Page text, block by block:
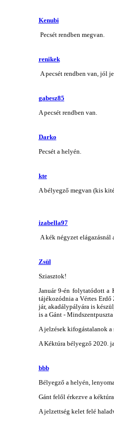
Kenubi
Pecsét rendben megvan.
renikek
A pecsét rendben van, jól
gabesz85
A pecsét rendben van.
Darko
Pecsét a helyén.
kte
A bélyegző megvan (kis
izabella97
A kék négyzet
Zsül
Sziasztok!
Január 9-én folytatódott a
tájékozódnia a Vértes
jár, akadálypályára is
is a Gánt - Mindszentpuszta
A jelzések kifogástalanok a
A Kéktúra bélyegző 2020.
bbb
Bélyegző a helyén,
Gánt felől érkezve a
A jelzettség kelet felé